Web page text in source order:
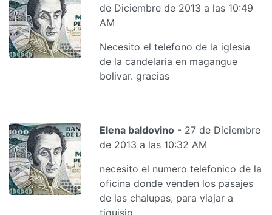
de Diciembre de 2013 a las 10:49
AM
Necesito el telefono de la iglesia
de la candelaria en magangue
bolivar. gracias
Elena baldovino - 27 de Diciembre
de 2013 a las 10:32 AM
necesito el numero telefonico de la
oficina donde venden los pasajes
de las chalupas, para viajar a
tiquisio